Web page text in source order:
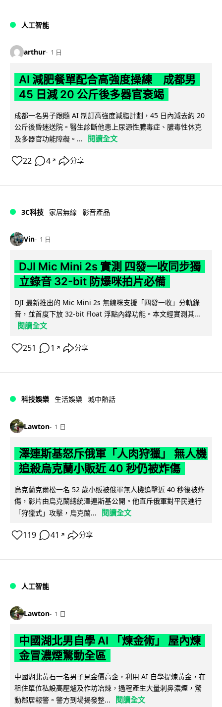
人工智能
arthur 1 日
AI 減肥餐單配合高強度操練 成都男
45 日減 20 公斤後多器官衰竭
成都一名男子跟隨 AI 制訂高強度減脂計劃，45 日內減去約 20
公斤後昏迷送院。醫生診斷他患上尿源性膿毒症、膿毒性休克
及多器官功能障礙。...
閱讀全文
22 4 ↗ 分享
3C科技 家居無線 影音產品
Vin 1 日
DJI Mic Mini 2s 實測 四發一收同步獨
立錄音 32-bit 防爆咪拍片必備
DJI 最新推出的 Mic Mini 2s 無線咪支援「四發一收」分軌錄
音，並首度下放 32-bit Float 浮點內錄功能。本文經實測其...
閱讀全文
251 1 ↗ 分享
科技娛樂 生活娛樂 城中熱話
Lawton 1 日
澤連斯基怒斥俄軍「人肉狩獵」 無人機
追殺烏克蘭小販近 40 秒仍被炸傷
烏克蘭克爾松一名 52 歲小販被俄軍無人機追擊近 40 秒後被炸
傷，影片由烏克蘭總統澤連斯基公開。他直斥俄軍對平民進行
「狩獵式」攻擊，烏克蘭...
閱讀全文
119 41 ↗ 分享
人工智能
Lawton 1 日
中國湖北男自學 AI 「煉金術」 屋內煉
金冒濃煙驚動全區
中國湖北黃石一名男子見金價高企，利用 AI 自學提煉黃金，在
租住單位私設高壓爐及作坊冶煉，過程產生大量刺鼻濃煙，驚
動鄰居報警。警方到場揭發整...
閱讀全文